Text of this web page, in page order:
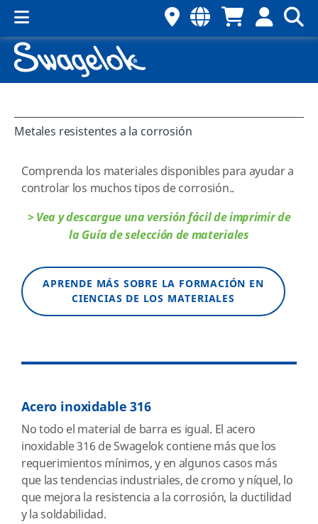
Metales resistentes a la corrosión
Comprenda los materiales disponibles para ayudar a
controlar los muchos tipos de corrosión..
> Vea y descargue una versión fácil de imprimir de
la Guía de selección de materiales
APRENDE MÁS SOBRE LA FORMACIÓN EN
CIENCIAS DE LOS MATERIALES
Acero inoxidable 316
No todo el material de barra es igual. El acero
inoxidable 316 de Swagelok contiene más que los
requerimientos mínimos, y en algunos casos más
que las tendencias industriales, de cromo y níquel, lo
que mejora la resistencia a la corrosión, la ductilidad
y la soldabilidad.